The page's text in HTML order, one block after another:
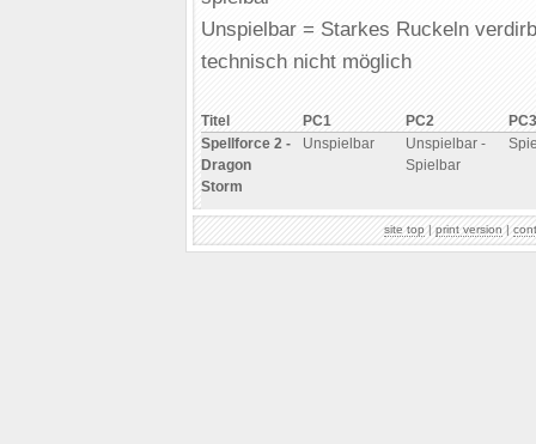
Unspielbar = Starkes Ruckeln
technisch nicht möglich
Titel PC1 PC2
PC3
Spellforce 2 -
Dragon
Storm
Unspielbar
Unspielbar -
Spielbar
site top | print version |